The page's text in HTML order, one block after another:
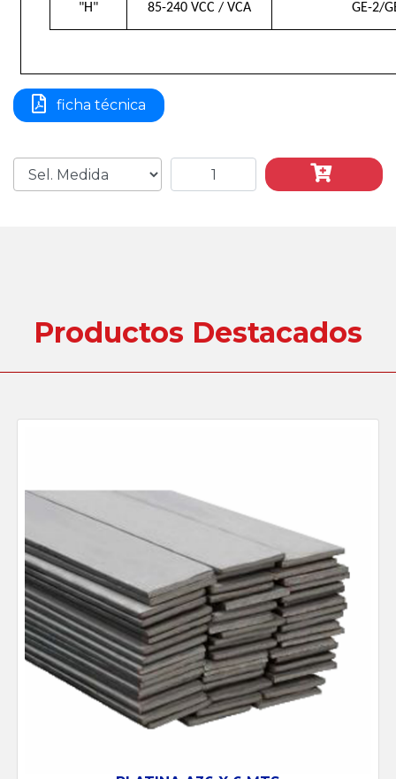
"H" 85-240 VCC / VCA GE-2/
ficha técnica
Productos Destacados